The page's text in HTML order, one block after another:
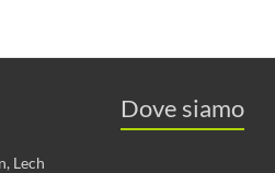
Lech
Dove siamo